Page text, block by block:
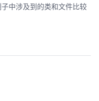
中涉及到的类和文件比较